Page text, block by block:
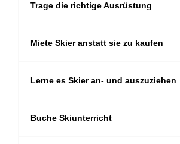
Trage die richtige Ausrüstung
Miete Skier anstatt sie zu kaufen
Lerne es Skier an- und auszuziehen
Buche Skiunterricht